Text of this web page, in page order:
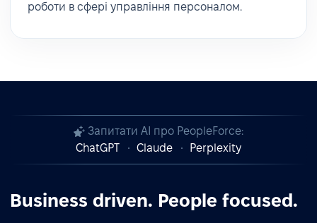
роботи в сфері управління персоналом.
Запитати AI про PeopleForce:
ChatGPT
Claude Perplexity
Business driven. People focused.